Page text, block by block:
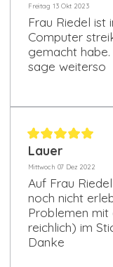
Freitag 13 Okt 2023
Frau Riedel ist
Computer
gemacht
sage weiterso
Lauer
Mittwoch 07 Dez 2022
Auf Frau
noch nicht
Problemen
reichlich) im
Danke